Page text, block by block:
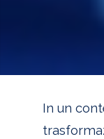
In un